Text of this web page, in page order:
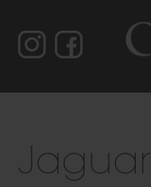
Jaguar